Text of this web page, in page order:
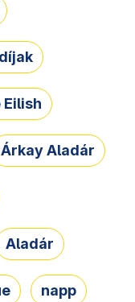
Eilish
Árkay Aladár
Aladár
napp